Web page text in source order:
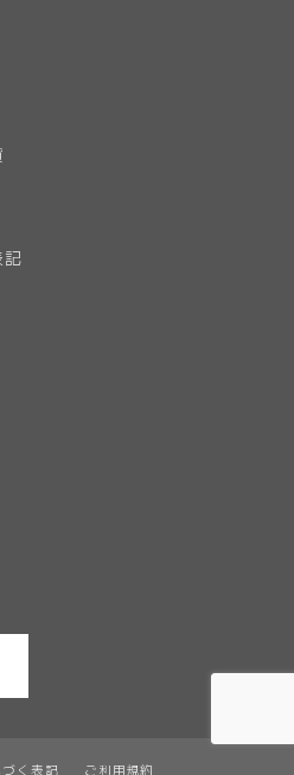
く表記 ご利用規約
記